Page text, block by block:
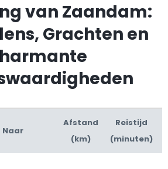
van Zaandam:
Grachten en
Naar
Afstand
(km)
Reistijd
(minuten)